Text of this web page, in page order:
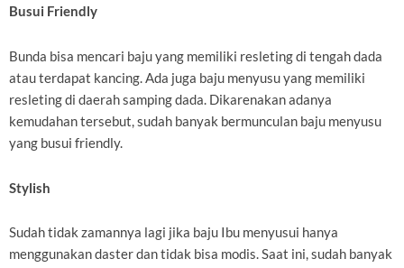
Busui Friendly
Bunda bisa mencari baju yang memiliki resleting di tengah dada
atau terdapat kancing. Ada juga baju menyusu yang memiliki
resleting di daerah samping dada. Dikarenakan adanya
kemudahan tersebut, sudah banyak bermunculan baju menyusu
yang busui friendly.
Stylish
Sudah tidak zamannya lagi jika baju Ibu menyusui hanya
menggunakan daster dan tidak bisa modis. Saat ini, sudah banyak